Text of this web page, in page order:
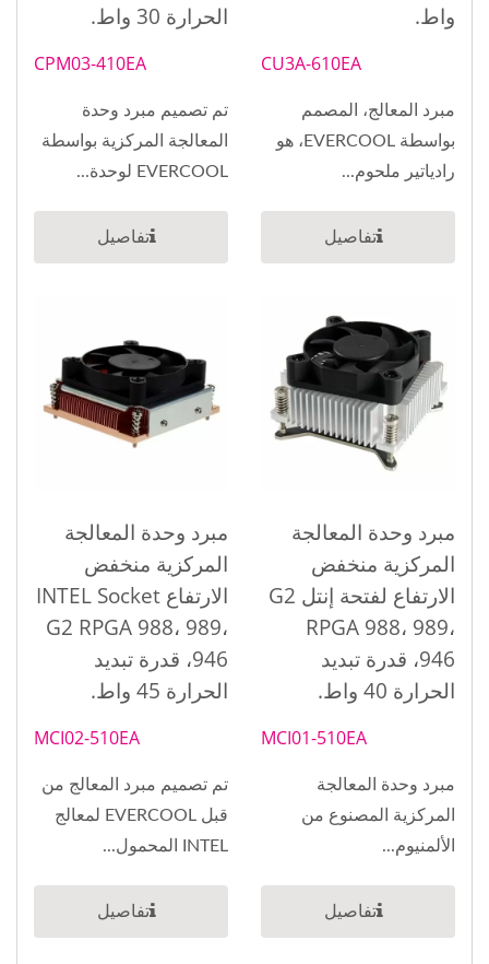
واط.
CU3A-610EA
مبرد المعالج، المصمم
بواسطة EVERCOOL، هو
رادياتير ملحوم...
تفاصيل
الحرارة 30 واط.
CPM03-410EA
تم تصميم مبرد وحدة
المعالجة المركزية بواسطة
EVERCOOL لوحدة...
تفاصيل
مبرد وحدة المعالجة
المركزية منخفض
الارتفاع لفتحة إنتل G2
RPGA 988، 989،
946، قدرة تبديد
الحرارة 40 واط.
MCI01-510EA
مبرد وحدة المعالجة
المركزية المصنوع من
الألمنيوم...
تفاصيل
مبرد وحدة المعالجة
المركزية منخفض
الارتفاع INTEL Socket
G2 RPGA 988، 989،
946، قدرة تبديد
الحرارة 45 واط.
MCI02-510EA
تم تصميم مبرد المعالج من
قبل EVERCOOL لمعالج
INTEL المحمول...
تفاصيل